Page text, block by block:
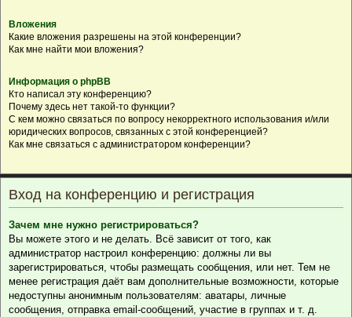
Вложения
Какие вложения разрешены на этой конференции?
Как мне найти мои вложения?
Информация о phpBB
Кто написал эту конференцию?
Почему здесь нет такой-то функции?
С кем можно связаться по вопросу некорректного использования и/или
юридических вопросов, связанных с этой конференцией?
Как мне связаться с администратором конференции?
Вход на конференцию и регистрация
Зачем мне нужно регистрироваться?
Вы можете этого и не делать. Всё зависит от того, как
администратор настроил конференцию: должны ли вы
зарегистрироваться, чтобы размещать сообщения, или нет. Тем не
менее регистрация даёт вам дополнительные возможности, которые
недоступны анонимным пользователям: аватары, личные
сообщения, отправка email-сообщений, участие в группах и т. д.